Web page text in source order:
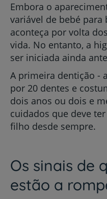
Embora o
variável de bebé para
aconteça por volta
vida. No entanto, a
ser iniciada ainda
A primeira dentição -
por 20 dentes e
dois anos ou dois e
cuidados que deve
filho desde sempre.
Os sinais de
estão a